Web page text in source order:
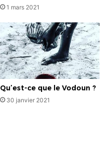
1 mars 2021
Qu’est-ce que le Vodoun ?
30 janvier 2021